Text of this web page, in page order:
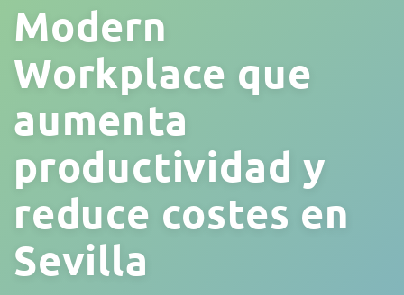
Modern
Workplace que
aumenta
productividad y
reduce costes en
Sevilla